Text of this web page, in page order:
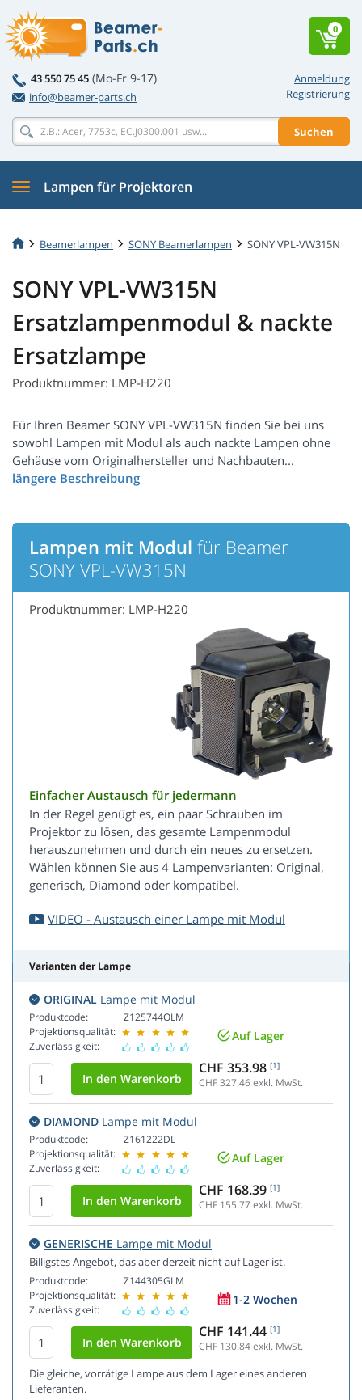
Anmeldung
Registrierung
43 550 75 45 (Mo-Fr 9-17)
info@beamer-parts.ch
Suchen
0
Lampen für Projektoren
Beamerlampen SONY Beamerlampen SONY VPL-VW315N
SONY VPL-VW315N
Ersatzlampenmodul & nackte
Ersatzlampe
Produktnummer: LMP-H220
Für Ihren Beamer SONY VPL-VW315N finden Sie bei uns
sowohl Lampen mit Modul als auch nackte Lampen ohne
Gehäuse vom Originalhersteller und Nachbauten...
Lampen mit Modul für Beamer
SONY VPL-VW315N
Produktnummer: LMP-H220
Einfacher Austausch für jedermann
In der Regel genügt es, ein paar Schrauben im
Projektor zu lösen, das gesamte Lampenmodul
herauszunehmen und durch ein neues zu ersetzen.
Wählen können Sie aus 4 Lampenvarianten: Original,
generisch, Diamond oder kompatibel.
VIDEO - Austausch einer Lampe mit Modul
Varianten der Lampe
ORIGINAL Lampe mit Modul
Produktcode:
Projektionsqualität:
Zuverlässigkeit:
Z125744OLM
Auf Lager
CHF 353.98 [1]
CHF 327.46exkl. MwSt.
DIAMOND Lampe mit Modul
Produktcode:
Projektionsqualität:
Zuverlässigkeit:
Z161222DL
Auf Lager
CHF 168.39 [1]
CHF 155.77 exkl. MwSt.
GENERISCHE Lampe mit Modul
Billigstes Angebot, das aber derzeit nicht auf Lager ist.
Produktcode:
Projektionsqualität:
Zuverlässigkeit:
Z144305GLM
1-2 Wochen
CHF 141.44 [1]
CHF 130.84exkl. MwSt.
Die gleiche, vorrätige Lampe aus dem Lager eines anderen
Lieferanten.